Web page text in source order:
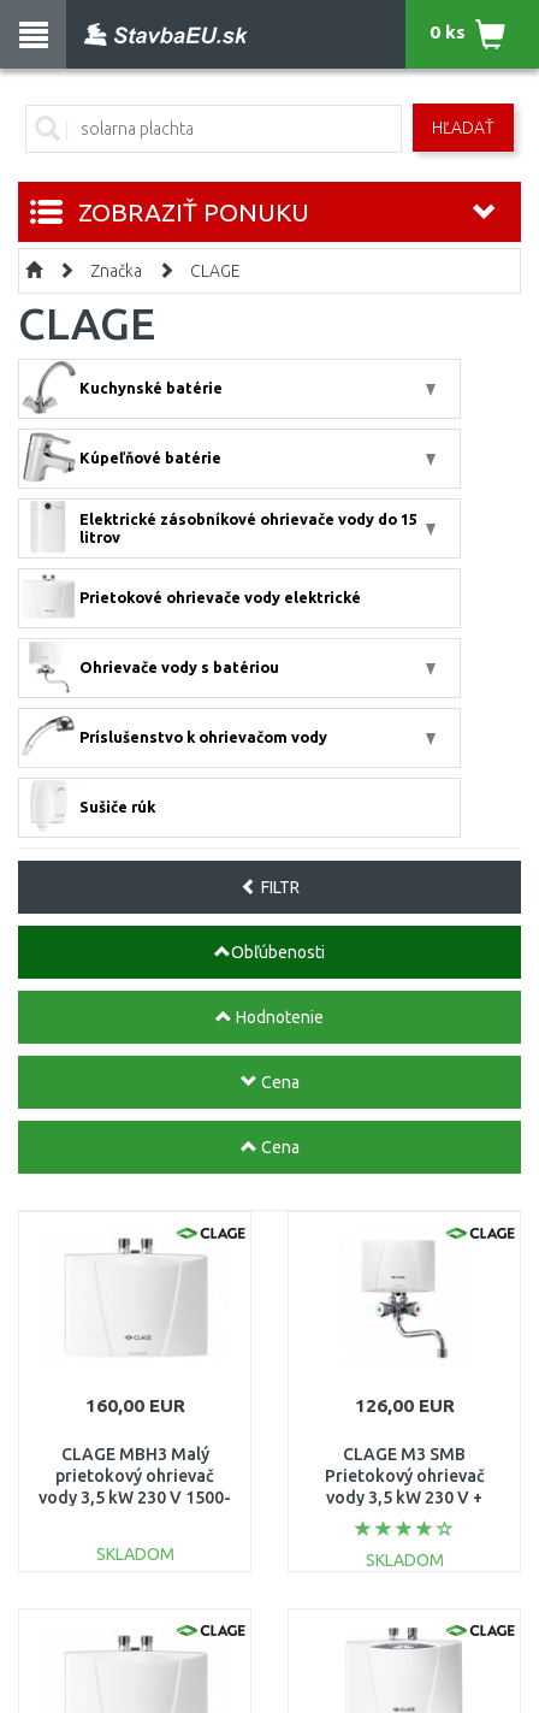
HĽADAŤ
0 ks
ZOBRAZIŤ PONUKU
Značka CLAGE
CLAGE
Kuchynské batérie
Kúpeľňové batérie
Elektrické zásobníkové ohrievače vody do 15
litrov
Prietokové ohrievače vody elektrické
Ohrievače vody s batériou
Príslušenstvo k ohrievačom vody
Sušiče rúk
FILTR
Obľúbenosti
Hodnotenie
Cena
Cena
160,00 EUR
CLAGE MBH3 Malý
prietokový ohrievač
vody 3,5 kW 230 V 1500-
SKLADOM
Porovnať
126,00 EUR
CLAGE M3 SMB
Prietokový ohrievač
vody 3,5 kW 230 V +
kohútiková armatúra
1500-17103
SKLADOM